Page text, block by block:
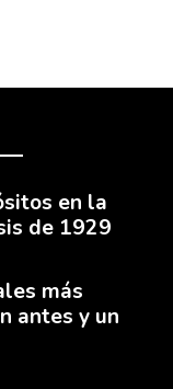
en la
de 1929
más
antes y un